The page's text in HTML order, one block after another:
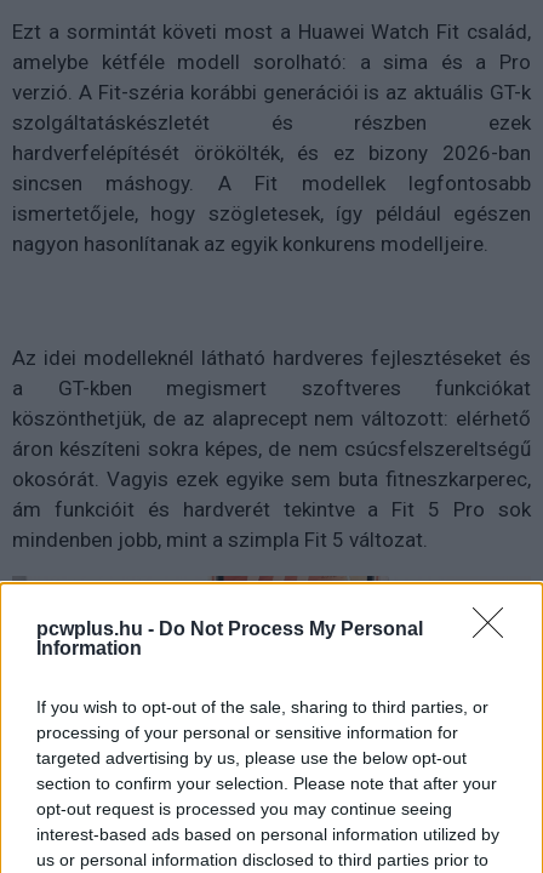
pcwplus.hu - Do Not Process My Personal
Information
If you wish to opt-out of the sale, sharing to third parties, or
processing of your personal or sensitive information for
targeted advertising by us, please use the below opt-out
section to confirm your selection. Please note that after your
opt-out request is processed you may continue seeing
interest-based ads based on personal information utilized by
us or personal information disclosed to third parties prior to
Ezt a sormintát követi most a Huawei Watch Fit család,
amelybe kétféle modell sorolható: a sima és a Pro
verzió. A Fit-széria korábbi generációi is az aktuális GT-k
szolgáltatáskészletét és részben ezek
hardverfelépítését örökölték, és ez bizony 2026-ban
sincsen máshogy. A Fit modellek legfontosabb
ismertetőjele, hogy szögletesek, így például egészen
nagyon hasonlítanak az egyik konkurens modelljeire.
Az idei modelleknél látható hardveres fejlesztéseket és
a GT-kben megismert szoftveres funkciókat
köszönthetjük, de az alaprecept nem változott: elérhető
áron készíteni sokra képes, de nem csúcsfelszereltségű
okosórát. Vagyis ezek egyike sem buta fitneszkarperec,
ám funkcióit és hardverét tekintve a Fit 5 Pro sok
mindenben jobb, mint a szimpla Fit 5 változat.